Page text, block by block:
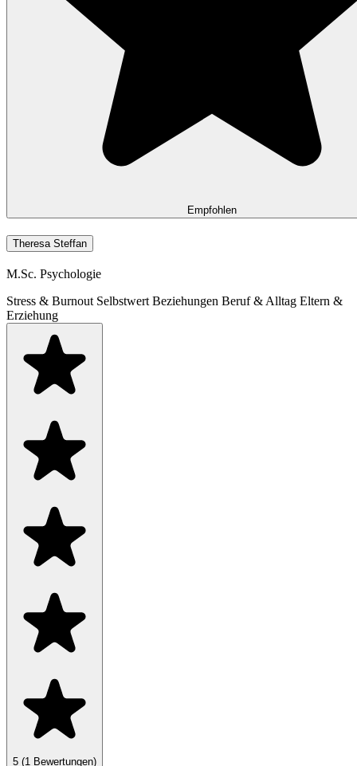
Empfohlen
Theresa Steffan
M.Sc. Psychologie
Stress & Burnout Selbstwert Beziehungen Beruf & Alltag Eltern &
Erziehung
5 (1 Bewertungen)